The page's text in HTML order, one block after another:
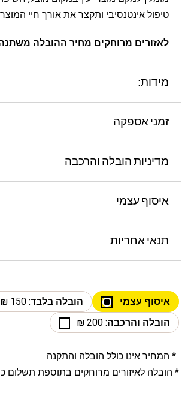
טיפול אינטנסיבי ותקצר את אורך חיי
לאזורים מרוחקים מחיר ההובלה
מידות:
זמני אספקה
מדיניות הובלה והרכבה
איסוף עצמי
תנאי אחריות
איסוף עצמי הובלה בלבד: 150 ₪
הובלה והרכבה: 200 ₪
* המחיר אינו כולל הובלה והתקנה
* הובלה לאיזורים מרוחקים בתוספת תשלום